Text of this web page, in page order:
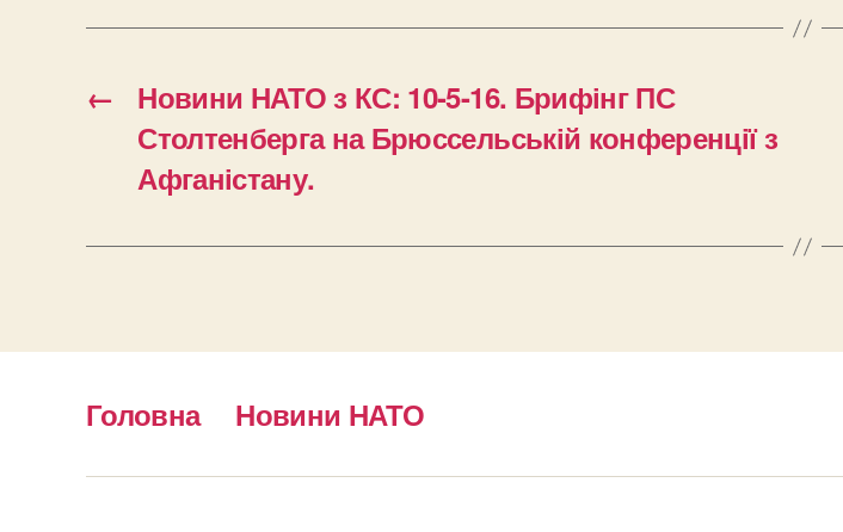
←
Новини НАТО з КС: 10-5-16. Брифінг ПС
Столтенберга на Брюссельській конференції з
Афганістану.
Головна Новини НАТО